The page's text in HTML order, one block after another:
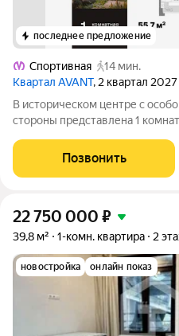
последнее предложение
Спортивная
14 мин.
Квартал AVANT, 2 квартал 2027
В историческом центре с
стороны представлена 1
представлены уникальные
ценителей камерности и
Позвонить
22 750 000 ₽
39,8 м² 1-комн. квартира 2
новостройка онлайн показ